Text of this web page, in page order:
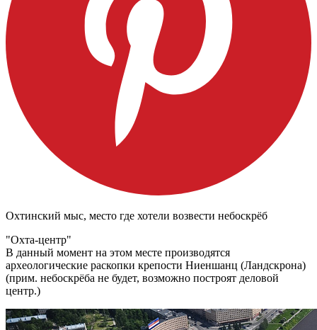
Охтинский мыс, место где хотели возвести небоскрёб
"Охта-центр"
В данный момент на этом месте производятся
археологические раскопки крепости Ниеншанц (Ландскрона)
(прим. небоскрёба не будет, возможно построят деловой
центр.)